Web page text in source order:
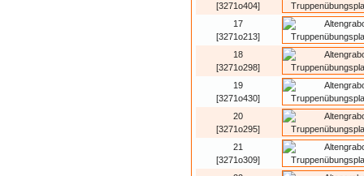
[3271o404]
17
[3271o213]
18
[3271o298]
19
[3271o430]
20
[3271o295]
21
[3271o309]